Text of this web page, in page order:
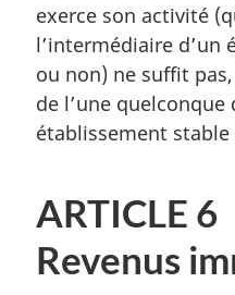
exerce son activité
l’intermédiaire d’un
ou non) ne suffit
de l’une quelconque
établissement stable
ARTICLE 6
Revenus